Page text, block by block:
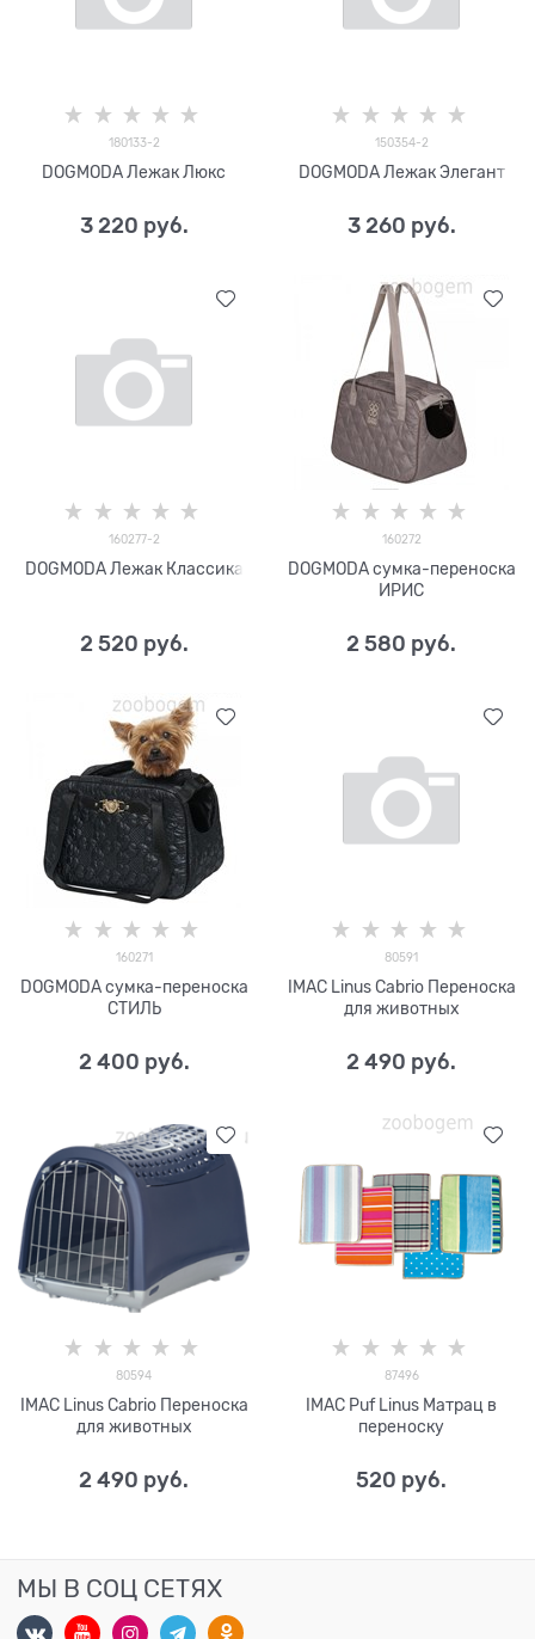
180133-2
DOGMODA Лежак Люкс
3 220 руб.
150354-2
DOGMODA Лежак Элегант
3 260 руб.
160277-2
DOGMODA Лежак Классика
2 520 руб.
160272
DOGMODA сумка-переноска
ИРИС
2 580 руб.
160271
DOGMODA сумка-переноска
СТИЛЬ
2 400 руб.
80591
IMAC Linus Cabrio Переноска
для животных
2 490 руб.
80594
IMAC Linus Cabrio Переноска
для животных
2 490 руб.
87496
IMAC Puf Linus Матрац в
переноску
520 руб.
МЫ В СОЦ СЕТЯХ